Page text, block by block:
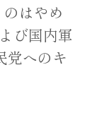
はやめ
び国内軍
党へのキ